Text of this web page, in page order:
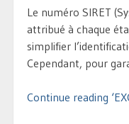
Le numéro SIRET
attribué à chaque
simplifier
Cependant, pour
Continue reading